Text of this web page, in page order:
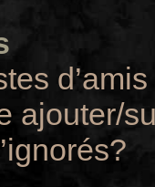
ajouter/